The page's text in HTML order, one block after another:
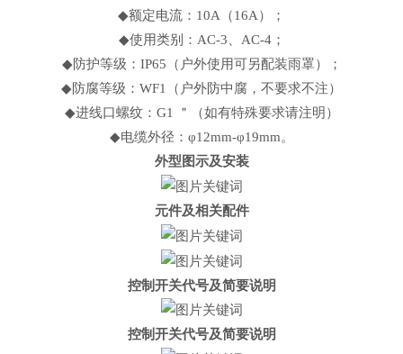
◆额定电流：10A（16A）；
◆使用类别：AC-3、AC-4；
◆防护等级：IP65（户外使用可另配装雨罩）；
◆防腐等级：WF1（户外防中腐，不要求不注）
◆进线口螺纹：G1 ＂（如有特殊要求请注明）
◆电缆外径：φ12mm-φ19mm。
外型图示及安装
元件及相关配件
控制开关代号及简要说明
控制开关代号及简要说明